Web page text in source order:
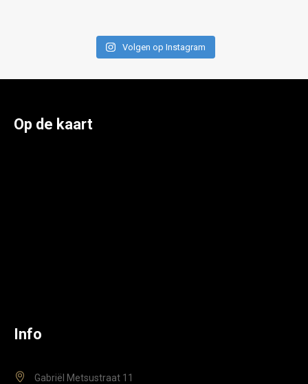
Volgen op Instagram
Op de kaart
Info
Gabriël Metsustraat 11